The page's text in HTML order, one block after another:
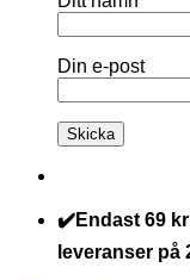
Din e-post
✔️Endast 69
leveranser